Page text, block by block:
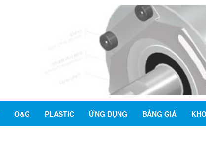
O&G PLASTIC ỨNG DỤNG BẢNG GIÁ KHO